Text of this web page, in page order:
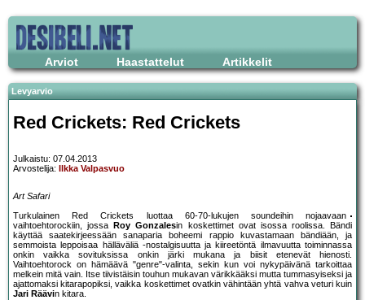
Arviot Haastattelut Artikkelit
Levyarvio
Red Crickets: Red Crickets
Julkaistu: 07.04.2013
Arvostelija:
Ilkka Valpasvuo
Art Safari
Turkulainen Red Crickets luottaa 60-70-lukujen soundeihin nojaavaan
vaihtoehtorockiin, jossa
Roy Gonzalesin koskettimet ovat isossa roolissa. Bändi
käyttää saatekirjeessään sanaparia boheemi rappio kuvastamaan bändiään, ja
semmoista leppoisaa hälläväliä -nostalgisuutta ja kiireetöntä ilmavuutta toiminnassa
onkin vaikka sovituksissa onkin järki mukana ja biisit etenevät hienosti.
Vaihtoehtorock on hämäävä "genre"-valinta, sekin kun voi nykypäivänä tarkoittaa
melkein mitä vain. Itse tiivistäisin touhun mukavan värikkääksi mutta tummasyiseksi ja
ajattomaksi kitarapopiksi, vaikka koskettimet ovatkin vähintään yhtä vahva veturi kuin
Jari Räävin kitara.